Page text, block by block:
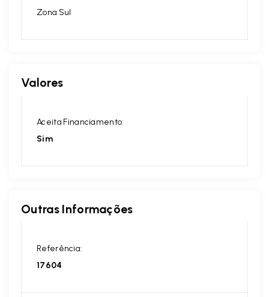
Zona Sul
Valores
Aceita Financiamento:
Sim
Outras Informações
Referência:
17604